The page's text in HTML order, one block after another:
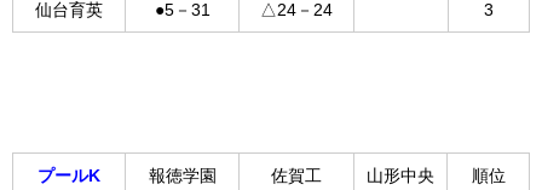
仙台育英 ●5－31 △24－24 3
プールK 報徳学園 佐賀工 山形中央 順位